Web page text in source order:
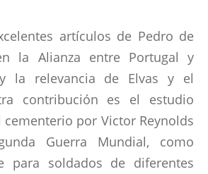
artículos de Pedro de
la Alianza entre Portugal y
la relevancia de Elvas y el
contribución es el estudio
por Victor Reynolds
Guerra Mundial, como
para soldados de diferentes